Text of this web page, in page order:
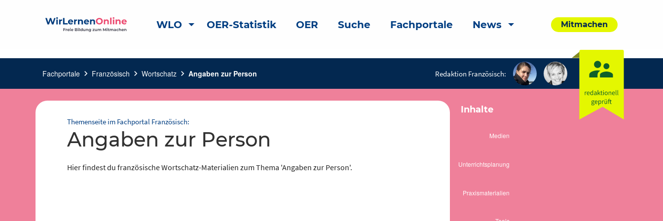
WLO OER-Statistik OER Suche Fachportale News Mitmachen
Fachportale chevron_right Französisch chevron_right Wortschatz chevron_right Angaben zur Person Redaktion Französisch:
Themenseite im Fachportal Französisch:
Angaben zur Person
Hier findest du französische Wortschatz-Materialien zum Thema 'Angaben zur Person'.
Inhalte